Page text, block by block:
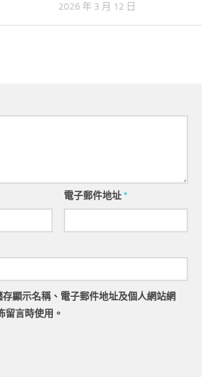
2026 年 3 月 12 日
電子郵件地址*
存顯示名稱、電子郵件地址及個人網站網
留言時使用。